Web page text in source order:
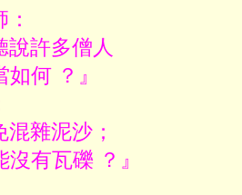
說許多僧人
混雜泥沙；
沒有瓦礫 ？』